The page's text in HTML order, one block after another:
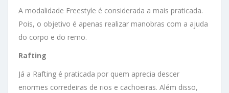
A modalidade Freestyle é considerada a mais praticada.
Pois, o objetivo é apenas realizar manobras com a ajuda
do corpo e do remo.
Rafting
Já a Rafting é praticada por quem aprecia descer
enormes corredeiras de rios e cachoeiras. Além disso,